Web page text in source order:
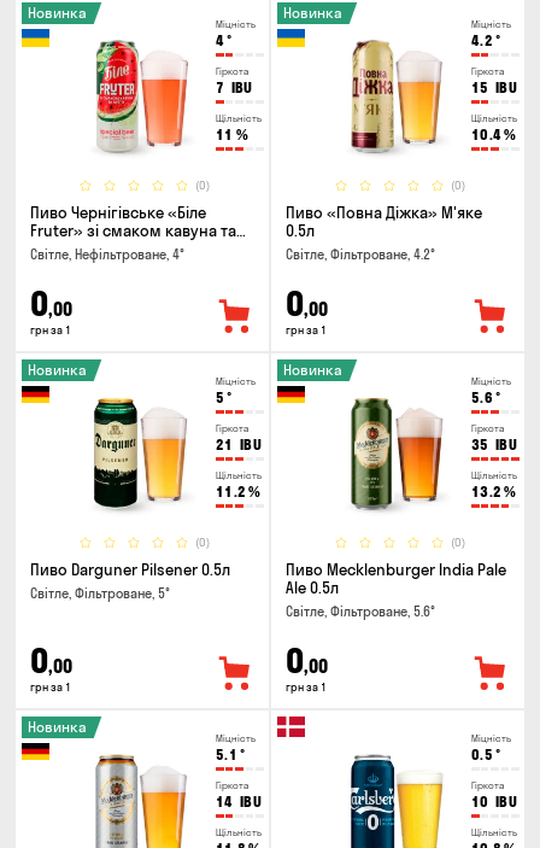
Міцність
4°
Гіркота
7 IBU
Щільність
11 %
(0)
Новинка
Пиво Чернігівське «Біле
Fruter» зі смаком кавуна та
м'яти 0.5л
Світле, Нефільтроване, 4°
0,00
грн за 1
Міцність
4.2 °
Гіркота
15 IBU
Щільність
10.4%
(0)
Новинка
Пиво «Повна Діжка» М'яке
0.5л
Світле, Фільтроване, 4.2°
0,00
грн за 1
Міцність
5 °
Гіркота
21 IBU
Щільність
11.2 %
(0)
Новинка
Пиво Darguner Pilsener 0.5л
Світле, Фільтроване, 5°
0,00
грн за 1
Міцність
5.6 °
Гіркота
35 IBU
Щільність
13.2 %
(0)
Новинка
Пиво Mecklenburger India Pale
Ale 0.5л
Світле, Фільтроване, 5.6°
0,00
грн за 1
Міцність
5.1 °
Гіркота
14 IBU
Щільність
Новинка
Міцність
0.5 °
Гіркота
10 IBU
Щільність